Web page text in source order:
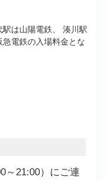
は山陽電鉄、 湊川駅
電鉄の入場料金とな
～21:00）にご連